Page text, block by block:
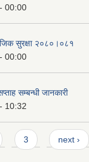
00:00
सुरक्षा २०८०।०८१
00:00
सम्बन्धी जानकारी
10:32
3 next ›